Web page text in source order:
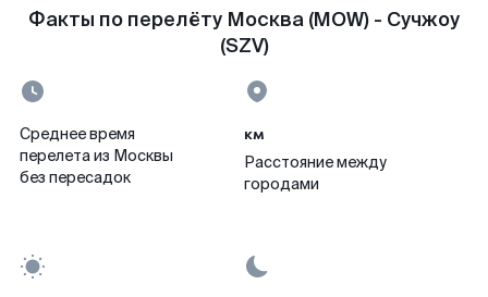
Факты по перелёту Москва (MOW) - Сучжоу
(SZV)
Среднее время
перелета из Москвы
без пересадок
км
Расстояние между
городами